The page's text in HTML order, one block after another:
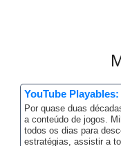
YouTube
Por quase duas
a conteúdo de jogos.
todos os dias para
estratégias, assistir a